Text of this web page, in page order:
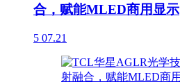
合，赋能MLED商用显示
5 07.21